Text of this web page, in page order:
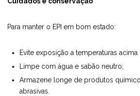
Para manter o EPI em bom estado:
Evite exposição a temperaturas acima
Limpe com água e sabão neutro;
Armazene longe de produtos
abrasivas.